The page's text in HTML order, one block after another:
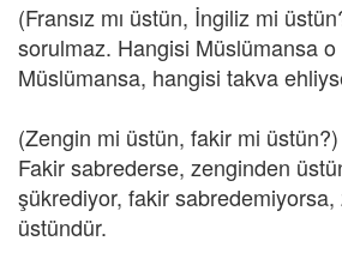
(Fransız mı üstün, İngiliz mi
sorulmaz. Hangisi Müslümansa
Müslümansa, hangisi takva
(Zengin mi üstün, fakir mi
Fakir sabrederse, zenginden
şükrediyor, fakir
üstündür.